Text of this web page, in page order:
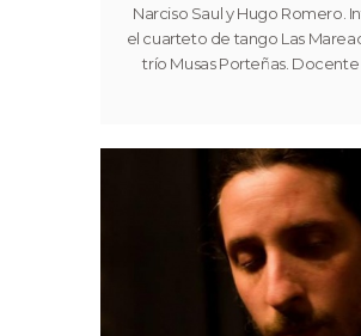
Narciso Saul y Hugo Romero.
el cuarteto de tango Las
trío Musas Porteñas. Docente